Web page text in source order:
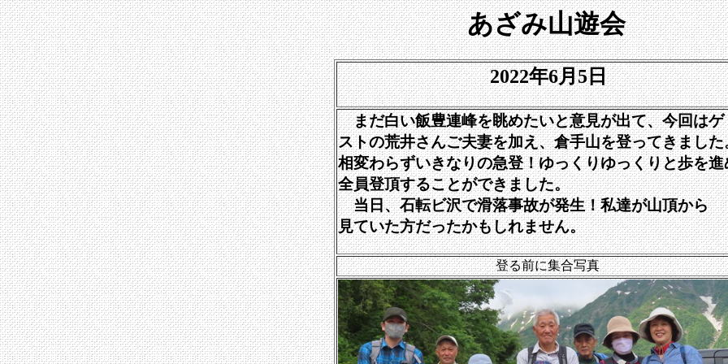
あざみ山遊会
2022年6月5日
まだ白い飯豊連峰を眺めたいと意見が出て、今回はゲ
ストの荒井さんご夫妻を加え、倉手山を登ってきました
相変わらずいきなりの急登！ゆっくりゆっくりと歩を進
全員登頂することができました。
当日、石転ビ沢で滑落事故が発生！私達が山頂から
見ていた方だったかもしれません。
登る前に集合写真